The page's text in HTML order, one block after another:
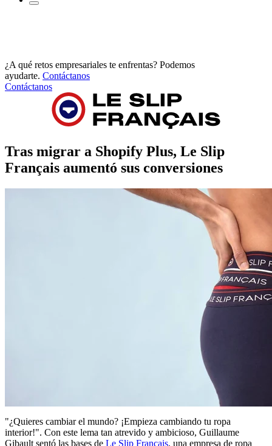
¿A qué retos empresariales te enfrentas? Podemos
ayudarte. Contáctanos
Contáctanos
Tras migrar a Shopify Plus, Le Slip
Français aumentó sus conversiones
"¿Quieres cambiar el mundo? ¡Empieza cambiando tu ropa
interior!". Con este lema tan atrevido y ambicioso, Guillaume
Gibault sentó las bases de Le Slip Français, una empresa de ropa